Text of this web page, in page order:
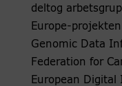
deltog
Europe-
Genomic Data
Federation for
European